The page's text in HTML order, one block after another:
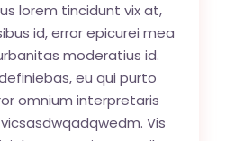
lorem tincidunt vix at,
id, error epicurei mea
moderatius id.
eu qui purto
omnium interpretaris
Vis